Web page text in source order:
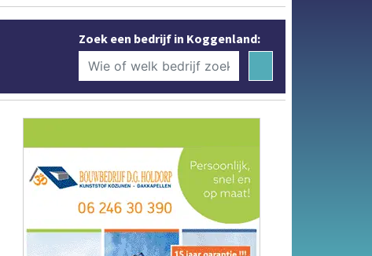
Zoek een bedrijf in Koggenland: